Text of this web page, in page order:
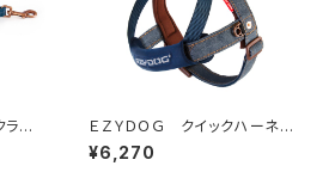
イト
ロ
ＥＺＹＤＯＧ クイックハーネス
Ｓ（デニム＆コーデュロイ）
¥6,270